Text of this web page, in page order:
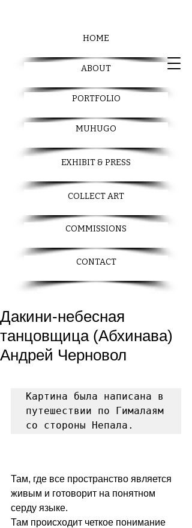
HOME
ABOUT
PORTFOLIO
MUHUGO
EXHIBIT & PRESS
COLLECT ART
COMMISSIONS
CONTACT
Дакини-небесная
танцовщица (Абхинава)
Андрей Черновол
Картина была написана в
путешествии по Гималаям
со стороны Непала.
Там, где все пространство является
живым и готоворит на понятном
серду языке.
Там происходит четкое понимание